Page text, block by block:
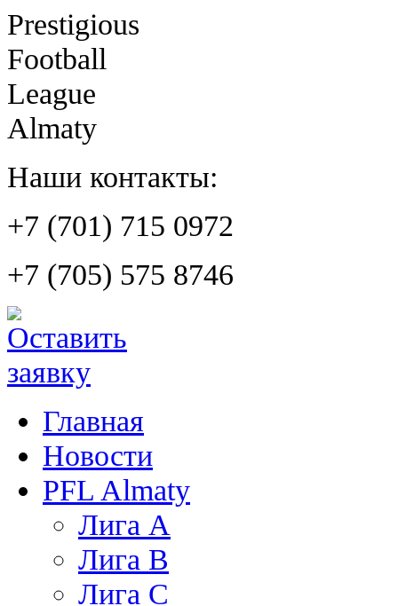
Prestigious
Football
League
Almaty
Наши контакты:
+7 (701) 715 0972
+7 (705) 575 8746
Главная
Новости
PFL Almaty
Лига A
Лига В
Лига С